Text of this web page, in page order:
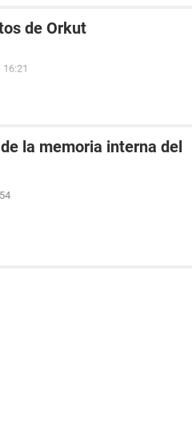
de Orkut
la memoria interna del